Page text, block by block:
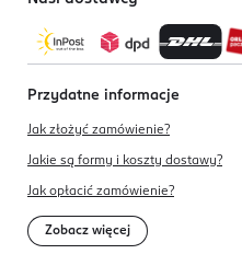
Przydatne informacje
Jak złożyć zamówienie?
Jakie są formy i koszty dostawy?
Jak opłacić zamówienie?
Zobacz więcej